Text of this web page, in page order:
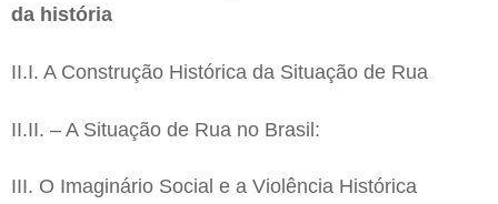
da história
II.I. A Construção Histórica da Situação de Rua
II.II. – A Situação de Rua no Brasil:
III. O Imaginário Social e a Violência Histórica